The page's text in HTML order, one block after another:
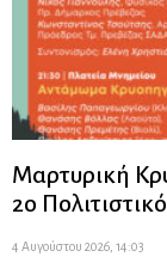
Μαρτυρική
2ο
4 Αυγούστου 2026, 14:03